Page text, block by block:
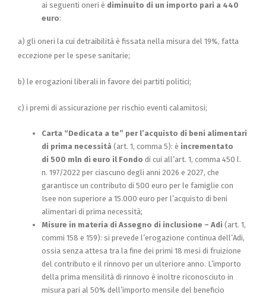
ai seguenti oneri è diminuito di un importo pari a 440
euro:
a) gli oneri la cui detraibilità è fissata nella misura del 19%, fatta
eccezione per le spese sanitarie;
b) le erogazioni liberali in favore dei partiti politici;
c) i premi di assicurazione per rischio eventi calamitosi;
Carta “Dedicata a te” per l’acquisto di beni alimentari
di prima necessità (art. 1, comma 5): è incrementato
di 500 mln di euro il Fondo di cui all’art. 1, comma 450 l.
n. 197/2022 per ciascuno degli anni 2026 e 2027, che
garantisce un contributo di 500 euro per le famiglie con
Isee non superiore a 15.000 euro per l’acquisto di beni
alimentari di prima necessità;
Misure in materia di Assegno di inclusione – Adi (art. 1,
commi 158 e 159): si prevede l’erogazione continua dell’Adi,
ossia senza attesa tra la fine dei primi 18 mesi di fruizione
del contributo e il rinnovo per un ulteriore anno. L’importo
della prima mensilità di rinnovo è inoltre riconosciuto in
misura pari al 50% dell’importo mensile del beneficio